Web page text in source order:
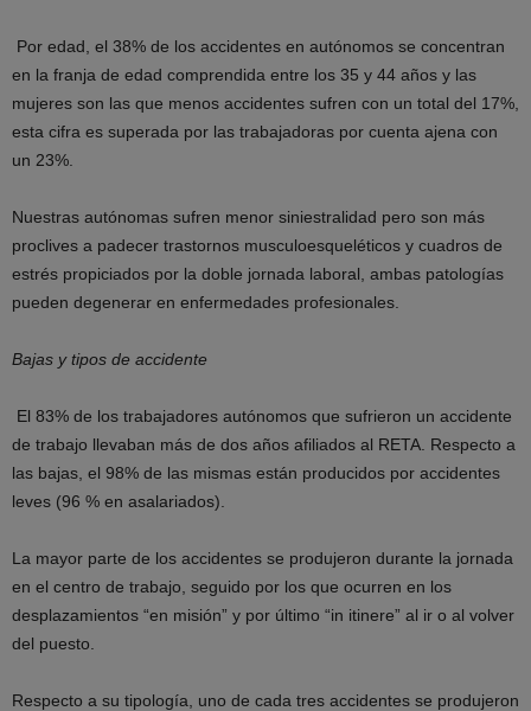
Por edad, el 38% de los accidentes en autónomos se concentran
en la franja de edad comprendida entre los 35 y 44 años y las
mujeres son las que menos accidentes sufren con un total del 17%,
esta cifra es superada por las trabajadoras por cuenta ajena con
un 23%.
Nuestras autónomas sufren menor siniestralidad pero son más
proclives a padecer trastornos musculoesqueléticos y cuadros de
estrés propiciados por la doble jornada laboral, ambas patologías
pueden degenerar en enfermedades profesionales.
Bajas y tipos de accidente
El 83% de los trabajadores autónomos que sufrieron un accidente
de trabajo llevaban más de dos años afiliados al RETA. Respecto a
las bajas, el 98% de las mismas están producidos por accidentes
leves (96 % en asalariados).
La mayor parte de los accidentes se produjeron durante la jornada
en el centro de trabajo, seguido por los que ocurren en los
desplazamientos “en misión” y por último “in itinere” al ir o al volver
del puesto.
Respecto a su tipología, uno de cada tres accidentes se produjeron